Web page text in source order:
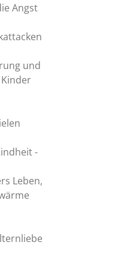
Angst
und
-
Leben,